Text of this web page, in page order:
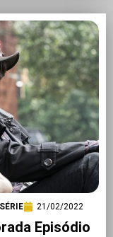
SÉRIE 21/02/2022
Episódio